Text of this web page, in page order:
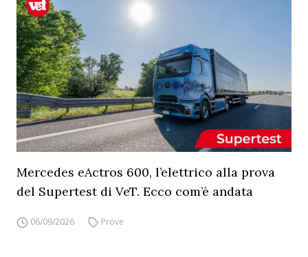
Mercedes eActros 600, l’elettrico alla prova
del Supertest di VeT. Ecco com’è andata
06/09/2026 Prove